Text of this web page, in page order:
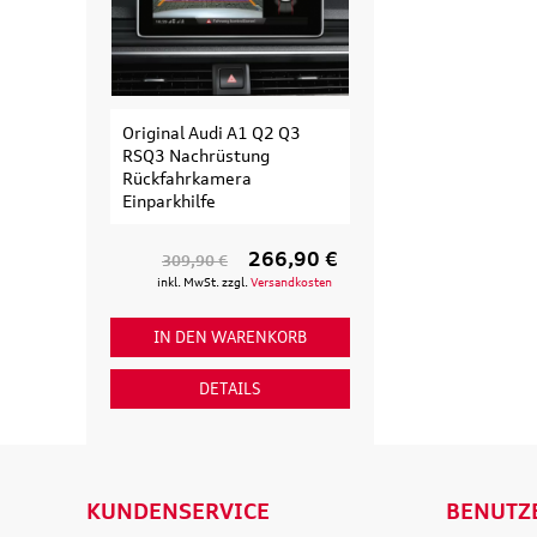
Original Audi A1 Q2 Q3
RSQ3 Nachrüstung
Rückfahrkamera
Einparkhilfe
309,90 € 266,90 €
inkl. MwSt. zzgl. Versandkosten
IN DEN WARENKORB
DETAILS
KUNDENSERVICE